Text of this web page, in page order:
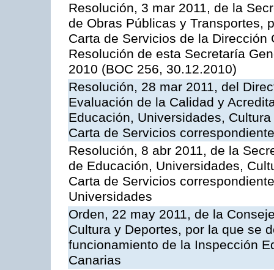
Resolución, 3 mar 2011, de la
de Obras Públicas y Transportes,
Carta de Servicios de la
Resolución de esta Secretaría
2010 (BOC 256, 30.12.2010)
Resolución, 28 mar 2011, del
Evaluación de la Calidad y
Educación, Universidades,
Carta de Servicios
Resolución, 8 abr 2011, de la
de Educación, Universidades,
Carta de Servicios
Universidades
Orden, 22 may 2011, de la
Cultura y Deportes, por la que se
funcionamiento de la Inspección
Canarias